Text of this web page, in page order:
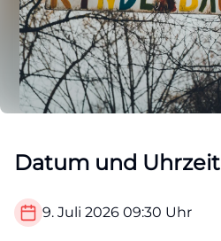
Datum und Uhrzeit
9. Juli 2026 09:30 Uhr